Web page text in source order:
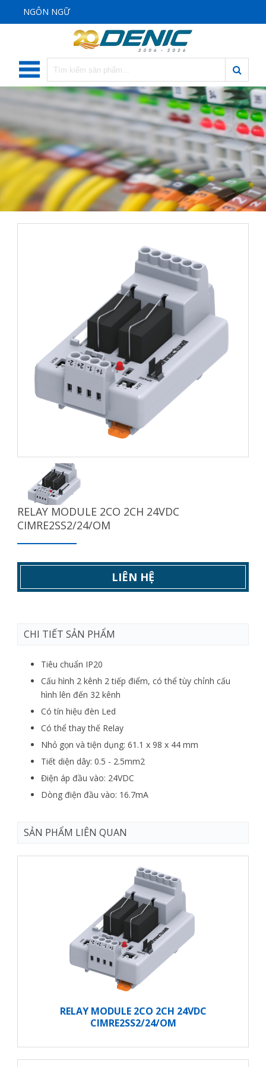
NGÔN NGỮ
RELAY MODULE 2CO 2CH 24VDC
CIMRE2SS2/24/OM
LIÊN HỆ
CHI TIẾT SẢN PHẨM
Tiêu chuẩn IP20
Cấu hình 2 kênh 2 tiếp điểm, có thể tùy chỉnh cấu
hình lên đến 32 kênh
Có tín hiệu đèn Led
Có thể thay thế Relay
Nhỏ gọn và tiện dụng: 61.1 x 98 x 44 mm
Tiết diện dây: 0.5 - 2.5mm2
Điện áp đầu vào: 24VDC
Dòng điện đầu vào: 16.7mA
SẢN PHẨM LIÊN QUAN
RELAY MODULE 2CO 2CH 24VDC
CIMRE2SS2/24/OM